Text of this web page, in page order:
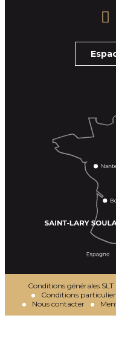
Conditions générales SLT
Conditions
Nous contacter